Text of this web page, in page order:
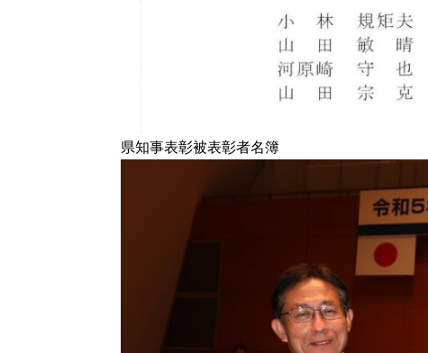
県知事表彰被表彰者名簿